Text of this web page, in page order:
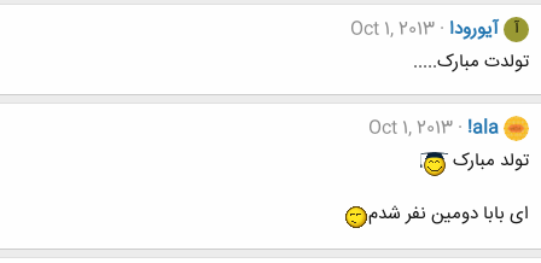
آ آیورودا Oct 1, 2013
تولدت مبارک.....
!ala
Oct 1, 2013
تولد مبارک
ای بابا دومین نفر شدم